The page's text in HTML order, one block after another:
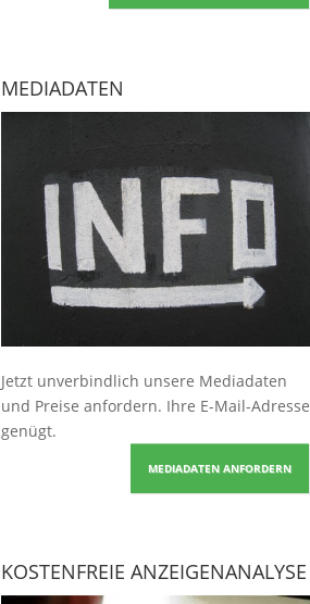
MEDIADATEN
Jetzt unverbindlich unsere Mediadaten
und Preise anfordern. Ihre E-Mail-Adresse
genügt.
MEDIADATEN ANFORDERN
KOSTENFREIE ANZEIGENANALYSE